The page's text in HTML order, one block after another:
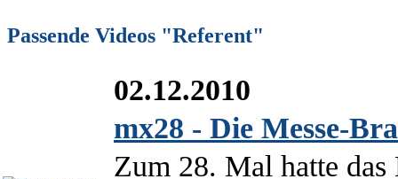
Passende Videos "Referent"
02.12.2010
mx28 - Die Messe-
Zum 28. Mal hatte